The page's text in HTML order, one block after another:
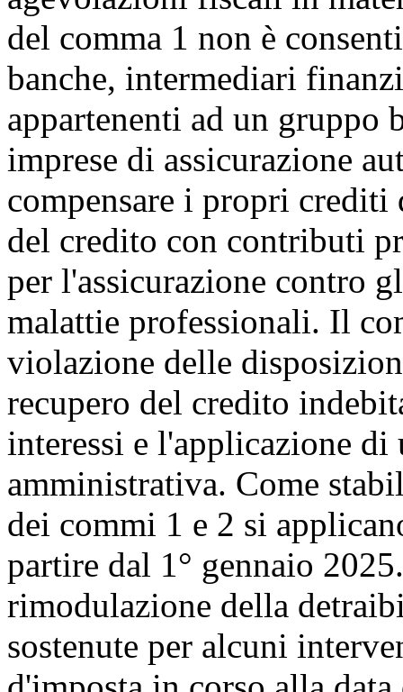
del comma 1 non è
banche, intermediari
appartenenti ad un gruppo
imprese di assicurazione
compensare i propri crediti
del credito con contributi
per l'assicurazione contro
malattie professionali. Il
violazione delle
recupero del credito
interessi e l'applicazione di
amministrativa. Come
dei commi 1 e 2 si
partire dal 1° gennaio
rimodulazione della
sostenute per alcuni